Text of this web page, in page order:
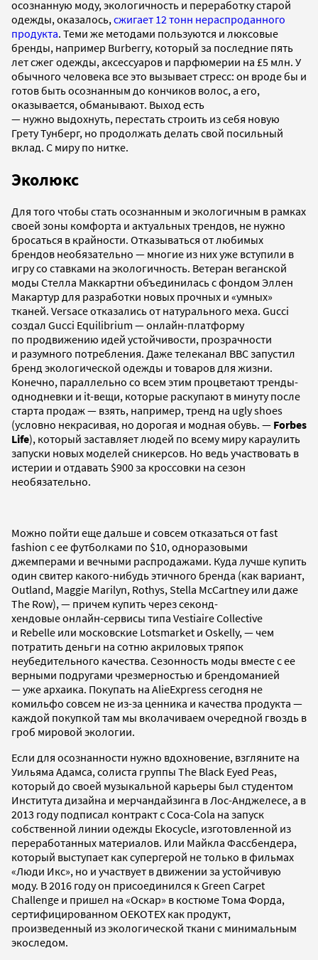
осознанную моду, экологичность и переработку старой
одежды, оказалось, сжигает 12 тонн нераспроданного
продукта. Теми же методами пользуются и люксовые
бренды, например Burberry, который за последние пять
лет сжег одежды, аксессуаров и парфюмерии на £5 млн. У
обычного человека все это вызывает стресс: он вроде бы и
готов быть осознанным до кончиков волос, а его,
оказывается, обманывают. Выход есть
— нужно выдохнуть, перестать строить из себя новую
Грету Тунберг, но продолжать делать свой посильный
вклад. С миру по нитке.
Эколюкс
Для того чтобы стать осознанным и экологичным в рамках
своей зоны комфорта и актуальных трендов, не нужно
бросаться в крайности. Отказываться от любимых
брендов необязательно — многие из них уже вступили в
игру со ставками на экологичность. Ветеран веганской
моды Стелла Маккартни объединилась с фондом Эллен
Макартур для разработки новых прочных и «умных»
тканей. Versace отказались от натурального меха. Gucci
создал Gucci Equilibrium — онлайн-платформу
по продвижению идей устойчивости, прозрачности
и разумного потребления. Даже телеканал BBC запустил
бренд экологической одежды и товаров для жизни.
Конечно, параллельно со всем этим процветают тренды-
однодневки и it-вещи, которые раскупают в минуту после
старта продаж — взять, например, тренд на ugly shoes
(условно некрасивая, но дорогая и модная обувь. — Forbes
Life), который заставляет людей по всему миру караулить
запуски новых моделей сникерсов. Но ведь участвовать в
истерии и отдавать $900 за кроссовки на сезон
необязательно.
Можно пойти еще дальше и совсем отказаться от fast
fashion с ее футболками по $10, одноразовыми
джемперами и вечными распродажами. Куда лучше купить
один свитер какого-нибудь этичного бренда (как вариант,
Outland, Maggie Marilyn, Rothys, Stella McCartney или даже
The Row), — причем купить через секонд-
хендовые онлайн-сервисы типа Vestiaire Collective
и Rebelle или московские Lotsmarket и Oskelly, — чем
потратить деньги на сотню акриловых тряпок
неубедительного качества. Сезонность моды вместе с ее
верными подругами чрезмерностью и брендоманией
— уже архаика. Покупать на AlieExpress сегодня не
комильфо совсем не из-за ценника и качества продукта —
каждой покупкой там мы вколачиваем очередной гвоздь в
гроб мировой экологии.
Если для осознанности нужно вдохновение, взгляните на
Уильяма Адамса, солиста группы The Black Eyed Peas,
который до своей музыкальной карьеры был студентом
Института дизайна и мерчандайзинга в Лос-Анджелесе, а в
2013 году подписал контракт с Coca-Cola на запуск
собственной линии одежды Ekocycle, изготовленной из
переработанных материалов. Или Майкла Фассбендера,
который выступает как супергерой не только в фильмах
«Люди Икс», но и участвует в движении за устойчивую
моду. В 2016 году он присоединился к Green Carpet
Challenge и пришел на «Оскар» в костюме Тома Форда,
сертифицированном OEKOTEX как продукт,
произведенный из экологической ткани с минимальным
экоследом.